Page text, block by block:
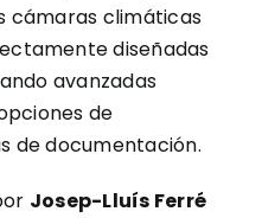
cámaras climáticas
diseñadas
avanzadas
de
de documentación.
Josep-Lluís Ferré